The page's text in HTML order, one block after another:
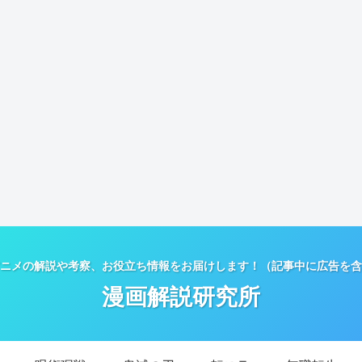
メの解説や考察、お役立ち情報をお届けします！（記事中に広告を
漫画解説研究所